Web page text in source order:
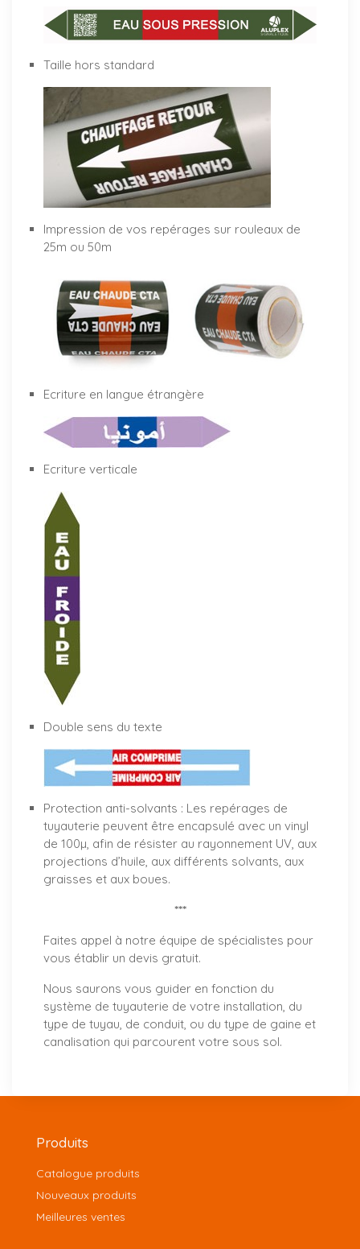
Taille hors standard
Impression de vos repérages sur rouleaux de
25m ou 50m
Ecriture en langue étrangère
Ecriture verticale
Double sens du texte
Protection anti-solvants : Les repérages de
tuyauterie peuvent être encapsulé avec un vinyl
de 100µ, afin de résister au rayonnement UV, aux
projections d’huile, aux différents solvants, aux
graisses et aux boues.
***
Faites appel à notre équipe de spécialistes pour
vous établir un devis gratuit.
Nous saurons vous guider en fonction du
système de tuyauterie de votre installation, du
type de tuyau, de conduit, ou du type de gaine et
canalisation qui parcourent votre sous sol.
Produits
Catalogue produits
Nouveaux produits
Meilleures ventes